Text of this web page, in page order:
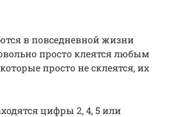
в повседневной жизни
просто клеятся любым
просто не склеятся, их
цифры 2, 4, 5 или